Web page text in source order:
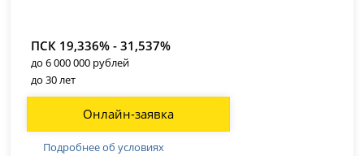
ПСК 19,336% - 31,537%
до 6 000 000 рублей
до 30 лет
Онлайн-заявка
Подробнее об условиях